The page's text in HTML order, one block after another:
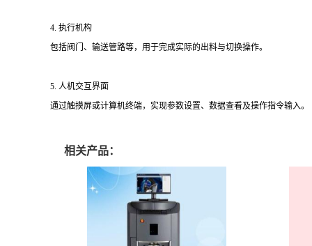
4. 执行机构
包括阀门、输送管路等，用于完成实际的出料与切换操作。
5. 人机交互界面
通过触摸屏或计算机终端，实现参数设置、数据查看及操作指令输入。
相关产品：